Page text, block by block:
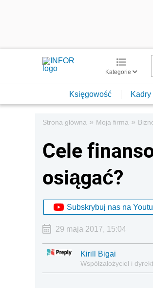
Kategorie
Księgowość Kadry
Strona główna » Moja firma »
Cele
osiągać?
Subskrybuj nas na
29 maja 2017, 15:04
Kirill Bigai
Współzałożyciel i